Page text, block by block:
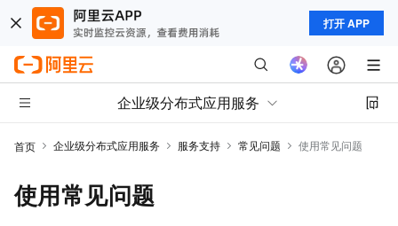
打开 APP
企业级分布式应用服务
首页 企业级分布式应用服务 服务支持 常见问题 使用常见问题
使用常见问题